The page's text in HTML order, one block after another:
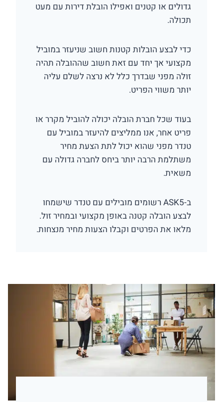
גדולים או קטנים ואפילו הובלת דירות עם מעט
תכולה.
כדי לבצע הובלות קטנות חשוב שניעזר במוביל
מקצועי אך יחד עם זאת חשוב שההובלה תהיה
זולה מפני שבדרך כלל לא נרצה לשלם עליה
יותר משווי הפריט.
בעוד שכל חברת הובלה יכולה להוביל מקרר או
פריט אחר, אנו ממליצים להיעזר במוביל עם
טנדר מפני שהוא יכול לתת הצעת מחיר
משתלמת הרבה יותר ביחס לחברה גדולה עם
משאית.
ב-ASK5 רשומים מובילים עם טנדר שישמחו
לבצע הובלה קטנה באופן מקצועי ובמחיר זול.
מלאו את הפרטים וקבלו הצעות מחיר מנצחות.